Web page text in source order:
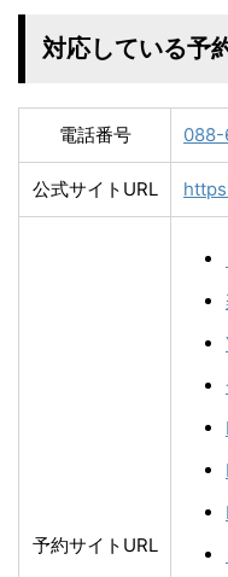
対応している予
電話番号
公式サイトURL
予約サイトURL